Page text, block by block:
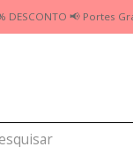
DESCONTO 📢 Portes